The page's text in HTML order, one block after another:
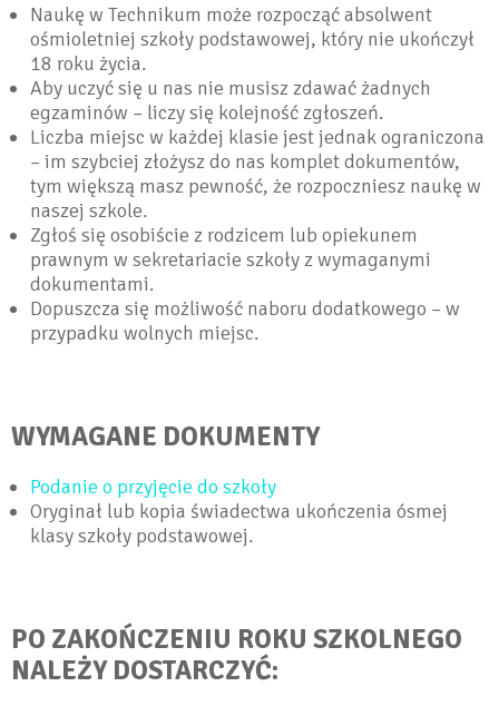
Naukę w Technikum może rozpocząć absolwent
ośmioletniej szkoły podstawowej, który nie ukończył
18 roku życia.
Aby uczyć się u nas nie musisz zdawać żadnych
egzaminów – liczy się kolejność zgłoszeń.
Liczba miejsc w każdej klasie jest jednak ograniczona
– im szybciej złożysz do nas komplet dokumentów,
tym większą masz pewność, że rozpoczniesz naukę w
naszej szkole.
Zgłoś się osobiście z rodzicem lub opiekunem
prawnym w sekretariacie szkoły z wymaganymi
dokumentami.
Dopuszcza się możliwość naboru dodatkowego – w
przypadku wolnych miejsc.
WYMAGANE DOKUMENTY
Podanie o przyjęcie do szkoły
Oryginał lub kopia świadectwa ukończenia ósmej
klasy szkoły podstawowej.
PO ZAKOŃCZENIU ROKU SZKOLNEGO
NALEŻY DOSTARCZYĆ: